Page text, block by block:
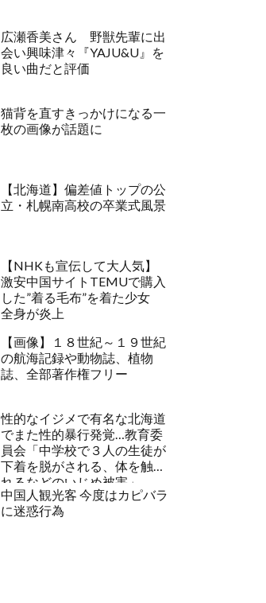
広瀬香美さん 野獣先輩に出
会い興味津々『YAJU&U』を
良い曲だと評価
猫背を直すきっかけになる一
枚の画像が話題に
【北海道】偏差値トップの公
立・札幌南高校の卒業式風景
【NHKも宣伝して大人気】
激安中国サイトTEMUで購入
した”着る毛布”を着た少女
全身が炎上
【画像】１８世紀～１９世紀
の航海記録や動物誌、植物
誌、全部著作権フリー
性的なイジメで有名な北海道
でまた性的暴行発覚…教育委
員会「中学校で３人の生徒が
下着を脱がされる、体を触ら
れるなどのいじめ被害」
中国人観光客 今度はカピバラ
に迷惑行為